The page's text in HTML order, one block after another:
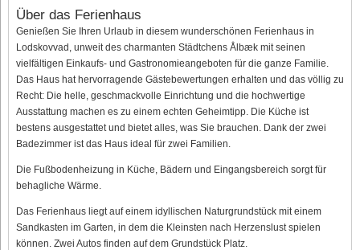
Über das Ferienhaus
Genießen Sie Ihren Urlaub in diesem wunderschönen Ferienhaus in
Lodskovvad, unweit des charmanten Städtchens Ålbæk mit seinen
vielfältigen Einkaufs- und Gastronomieangeboten für die ganze Familie.
Das Haus hat hervorragende Gästebewertungen erhalten und das völlig zu
Recht: Die helle, geschmackvolle Einrichtung und die hochwertige
Ausstattung machen es zu einem echten Geheimtipp. Die Küche ist
bestens ausgestattet und bietet alles, was Sie brauchen. Dank der zwei
Badezimmer ist das Haus ideal für zwei Familien.
Die Fußbodenheizung in Küche, Bädern und Eingangsbereich sorgt für
behagliche Wärme.
Das Ferienhaus liegt auf einem idyllischen Naturgrundstück mit einem
Sandkasten im Garten, in dem die Kleinsten nach Herzenslust spielen
können. Zwei Autos finden auf dem Grundstück Platz.